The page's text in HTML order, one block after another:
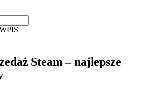
WPIS
Steam – najlepsze